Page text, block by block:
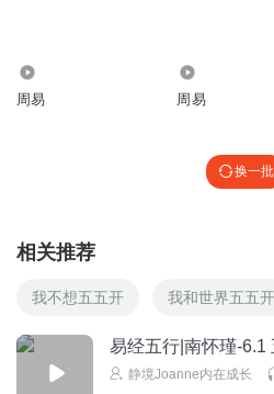
周易 周易
换一批
相关推荐
我不想五五开 我和世界五五开
易经五行|南怀瑾-6.1
静境Joanne内在成长